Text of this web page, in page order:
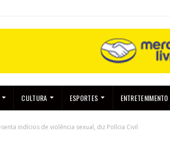
CULTURA ESPORTES ENTRETENIMENTO
indícios de violência sexual, diz Polícia Civil